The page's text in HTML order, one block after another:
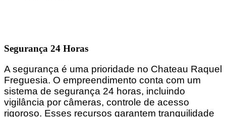
Segurança 24 Horas
A segurança é uma prioridade no Chateau Raquel
Freguesia. O empreendimento conta com um
sistema de segurança 24 horas, incluindo
vigilância por câmeras, controle de acesso
rigoroso. Esses recursos garantem tranquilidade